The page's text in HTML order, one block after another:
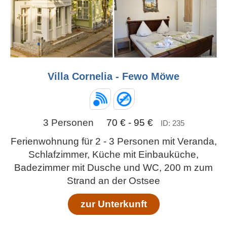
Villa Cornelia - Fewo Möwe
3 Personen 70 € - 95 € ID: 235
Ferienwohnung für 2 - 3 Personen mit Veranda,
Schlafzimmer, Küche mit Einbauküche,
Badezimmer mit Dusche und WC, 200 m zum
Strand an der Ostsee
zur Unterkunft